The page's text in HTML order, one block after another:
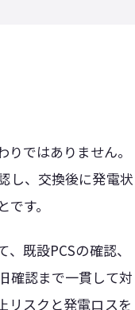
ではありません。
し、交換後に発電状
す。
既設PCSの確認、
確認まで一貫して対
リスクと発電ロスを